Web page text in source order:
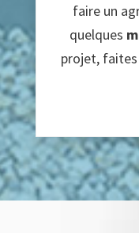
faire un
quelques
projet, faites